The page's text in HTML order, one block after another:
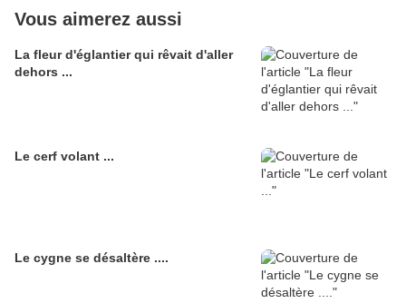
Vous aimerez aussi
La fleur d'églantier qui rêvait d'aller
dehors ...
Le cerf volant ...
Le cygne se désaltère ....